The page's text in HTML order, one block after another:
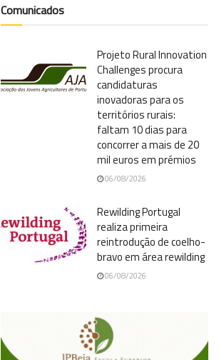
Comunicados
Projeto Rural Innovation
Challenges procura
candidaturas
inovadoras para os
territórios rurais:
faltam 10 dias para
concorrer a mais de 20
mil euros em prémios
06/08/2026
Rewilding Portugal
realiza primeira
reintrodução de coelho-
bravo em área rewilding
06/08/2026